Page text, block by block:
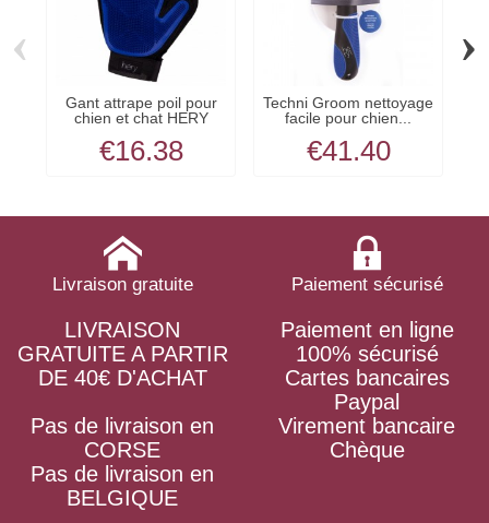
Gant attrape poil pour
chien et chat HERY
€16.38
Techni Groom nettoyage
facile pour chien...
€41.40
‹ ›
Livraison gratuite
LIVRAISON
GRATUITE A PARTIR
DE 40€ D'ACHAT
Pas de livraison en
CORSE
Pas de livraison en
BELGIQUE
Paiement sécurisé
Paiement en ligne
100% sécurisé
Cartes bancaires
Paypal
Virement bancaire
Chèque